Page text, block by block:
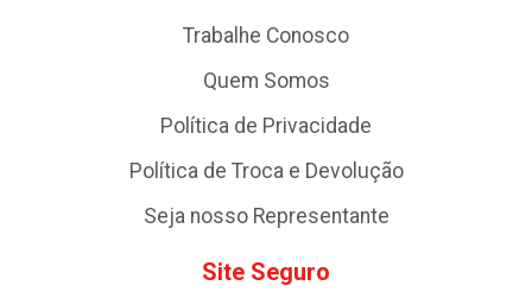
Trabalhe Conosco
Quem Somos
Política de Privacidade
Política de Troca e Devolução
Seja nosso Representante
Site Seguro